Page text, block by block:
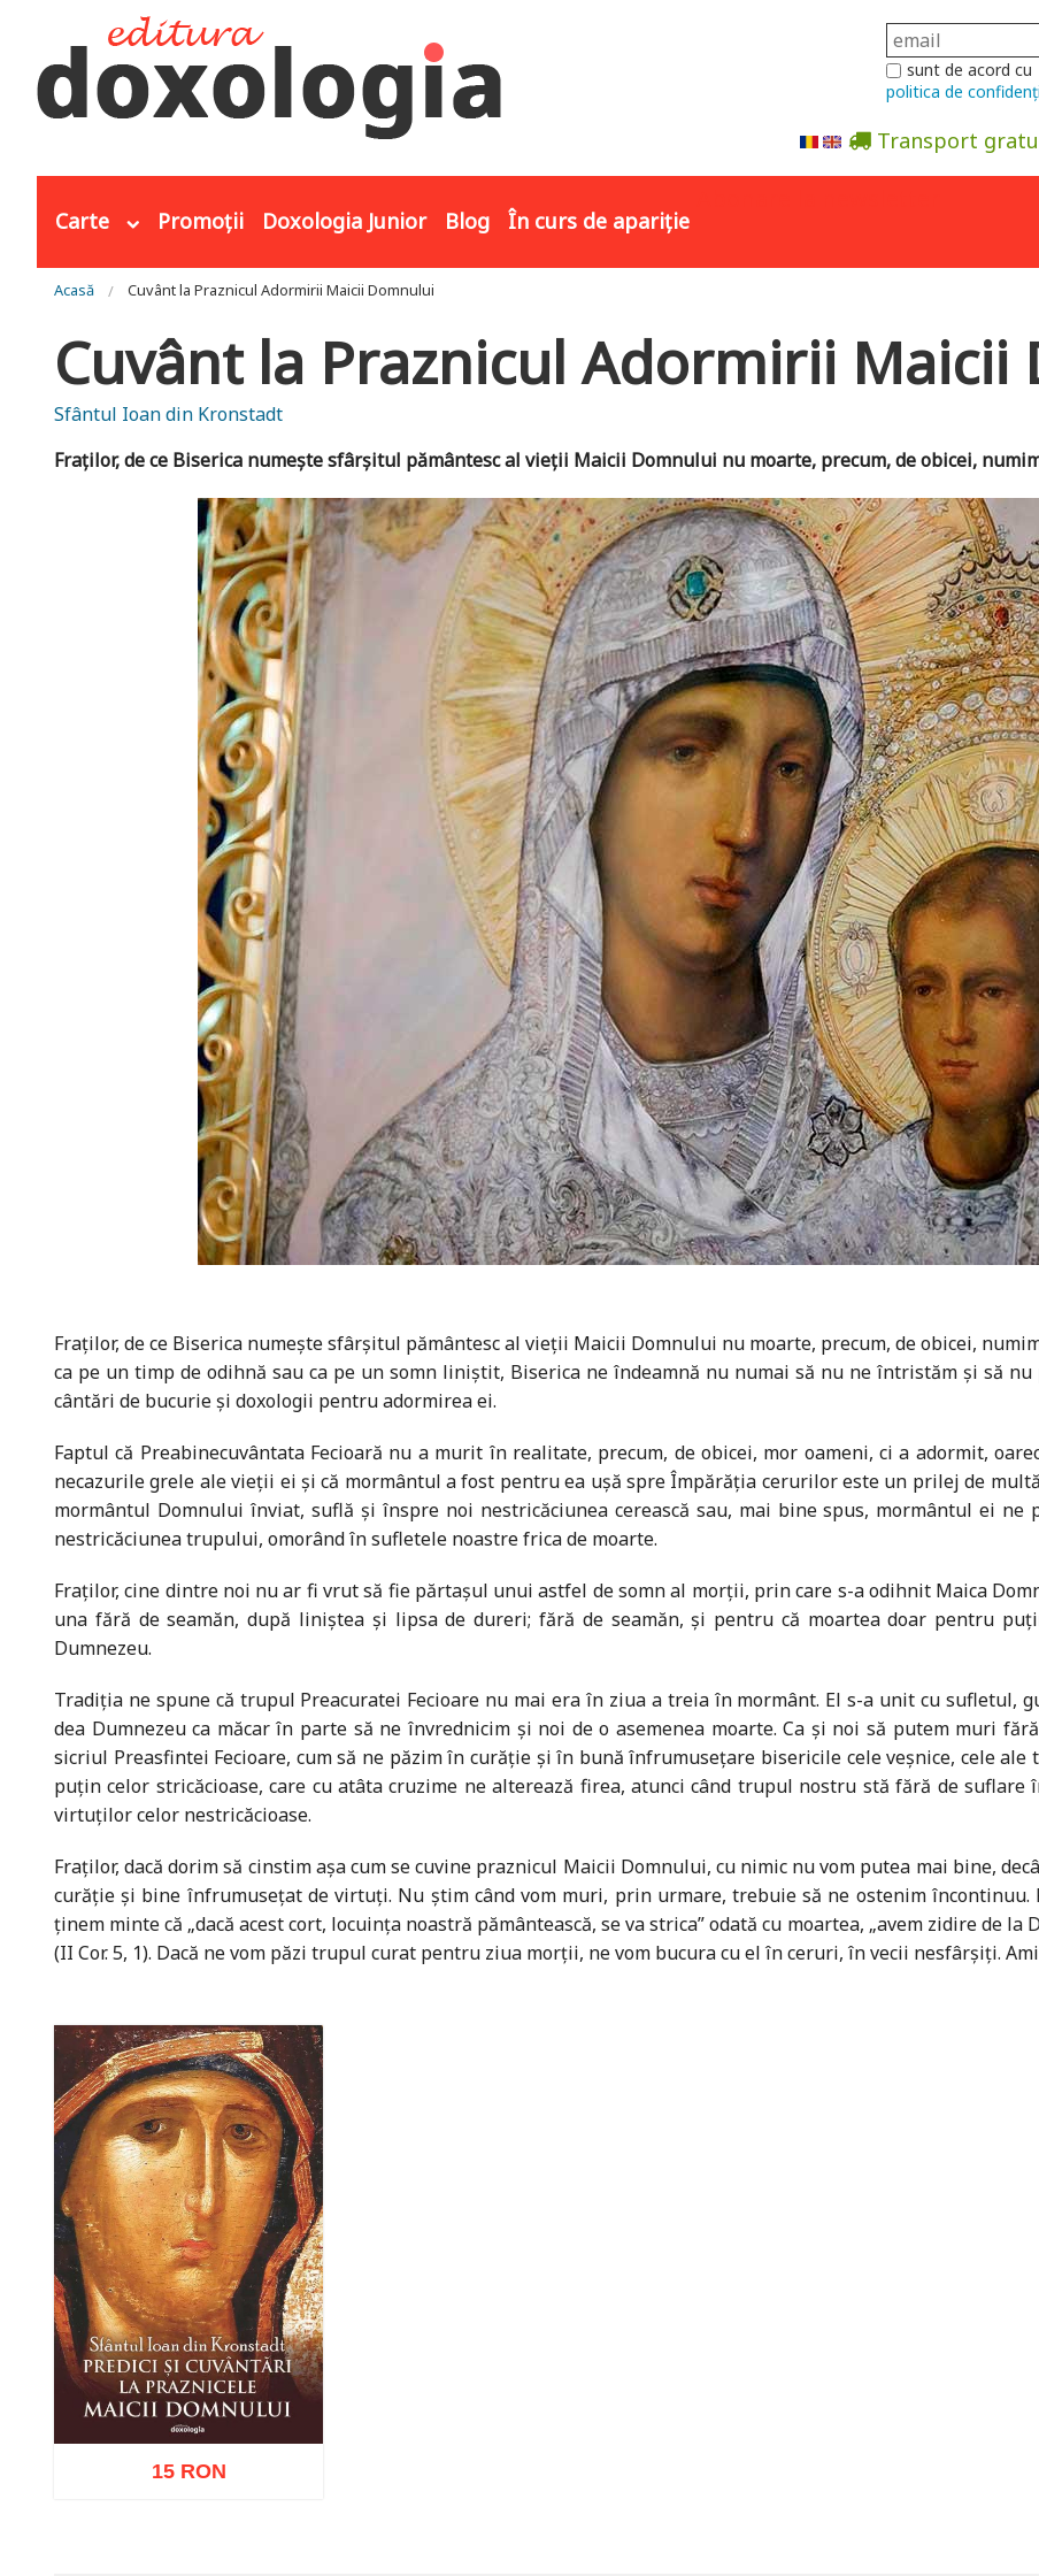
sunt de acord cu
politica de
Transport
Carte Promoții Doxologia Junior Blog În curs de apariție
Eşti aici
Acasă Cuvânt la Praznicul Adormirii Maicii Domnului
Cuvânt la Praznicul Adormirii Maicii
Sfântul Ioan din Kronstadt
Fraților, de ce Biserica numește sfârșitul pământesc al vieții Maicii Domnului nu moarte, precum, de obicei,
Fraților, de ce Biserica numește sfârșitul pământesc al vieții Maicii Domnului nu moarte, precum, de obicei,
ca pe un timp de odihnă sau ca pe un somn liniștit, Biserica ne îndeamnă nu numai să nu ne întristăm și să
cântări de bucurie și doxologii pentru adormirea ei.
Faptul că Preabinecuvântata Fecioară nu a murit în realitate, precum, de obicei, mor oameni, ci a adormit,
necazurile grele ale vieții ei și că mormântul a fost pentru ea ușă spre Împărăția cerurilor este un prilej de
mormântul Domnului înviat, suflă și înspre noi nestricăciunea cerească sau, mai bine spus, mormântul ei
nestricăciunea trupului, omorând în sufletele noastre frica de moarte.
Fraților, cine dintre noi nu ar fi vrut să fie părtașul unui astfel de somn al morții, prin care s-a odihnit Maica
una fără de seamăn, după liniștea și lipsa de dureri; fără de seamăn, și pentru că moartea doar pentru
Dumnezeu.
Tradiția ne spune că trupul Preacuratei Fecioare nu mai era în ziua a treia în mormânt. El s-a unit cu sufletul,
dea Dumnezeu ca măcar în parte să ne învrednicim și noi de o asemenea moarte. Ca și noi să putem muri
sicriul Preasfintei Fecioare, cum să ne păzim în curăție și în bună înfrumusețare bisericile cele veșnice, cele
puțin celor stricăcioase, care cu atâta cruzime ne alterează firea, atunci când trupul nostru stă fără de suflare
virtuților celor nestricăcioase.
Fraților, dacă dorim să cinstim așa cum se cuvine praznicul Maicii Domnului, cu nimic nu vom putea mai bine,
curăție și bine înfrumusețat de virtuți. Nu știm când vom muri, prin urmare, trebuie să ne ostenim
ținem minte că „dacă acest cort, locuința noastră pământească, se va strica” odată cu moartea, „avem zidire de la
(II Cor. 5, 1). Dacă ne vom păzi trupul curat pentru ziua morții, ne vom bucura cu el în ceruri, în vecii nesfârșiți.
15 RON